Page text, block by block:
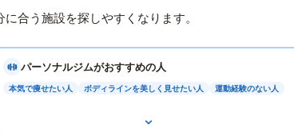
合う施設を探しやすくなります。
パーソナルジムがおすすめの人
本気で痩せたい人 ボディラインを美しく見せたい人 運動経験のない人